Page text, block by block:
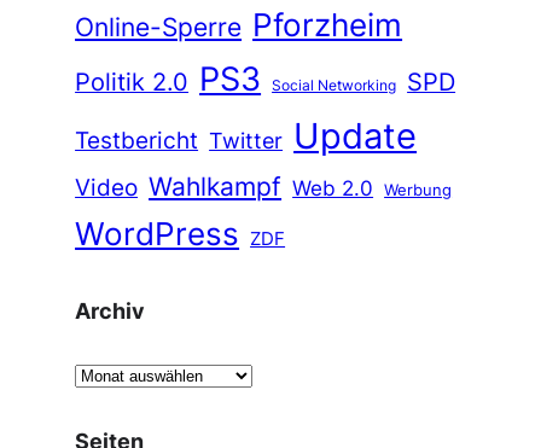
Online-Sperre Pforzheim
Politik 2.0 PS3 Social Networking
SPD
Testbericht Twitter Update
Video Wahlkampf Web 2.0 Werbung
WordPress ZDF
Archiv
A
c
Seiten